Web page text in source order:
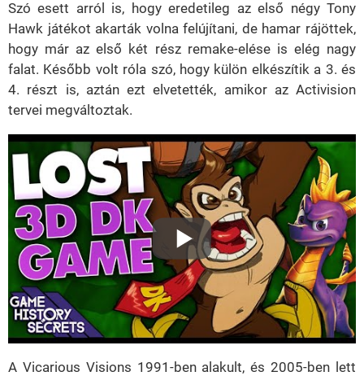
Szó esett arról is, hogy eredetileg az első négy Tony
Hawk játékot akarták volna felújítani, de hamar rájöttek,
hogy már az első két rész remake-elése is elég nagy
falat. Később volt róla szó, hogy külön elkészítik a 3. és
4. részt is, aztán ezt elvetették, amikor az Activision
tervei megváltoztak.
A Vicarious Visions 1991-ben alakult, és 2005-ben lett